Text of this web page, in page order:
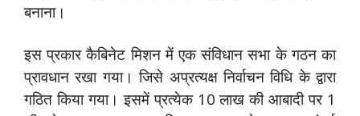
बनाना।
इस प्रकार कैबिनेट मिशन में एक संविधान सभा के गठन का
प्रावधान रखा गया। जिसे अप्रत्यक्ष निर्वाचन विधि के द्वारा
गठित किया गया। इसमें प्रत्येक 10 लाख की आबादी पर 1